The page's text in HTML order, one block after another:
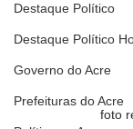
Destaque Político
Destaque Político
Governo do Acre
Prefeituras do Acre
foto